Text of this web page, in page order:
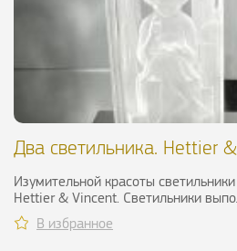
Два светильника. Hettier
Изумительной красоты
Hettier & Vincent. Светильники
В избранное